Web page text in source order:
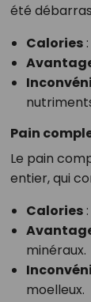
été
Calories:
Pain
Le pain
entier, qui
Calories:
minéraux.
moelleux.